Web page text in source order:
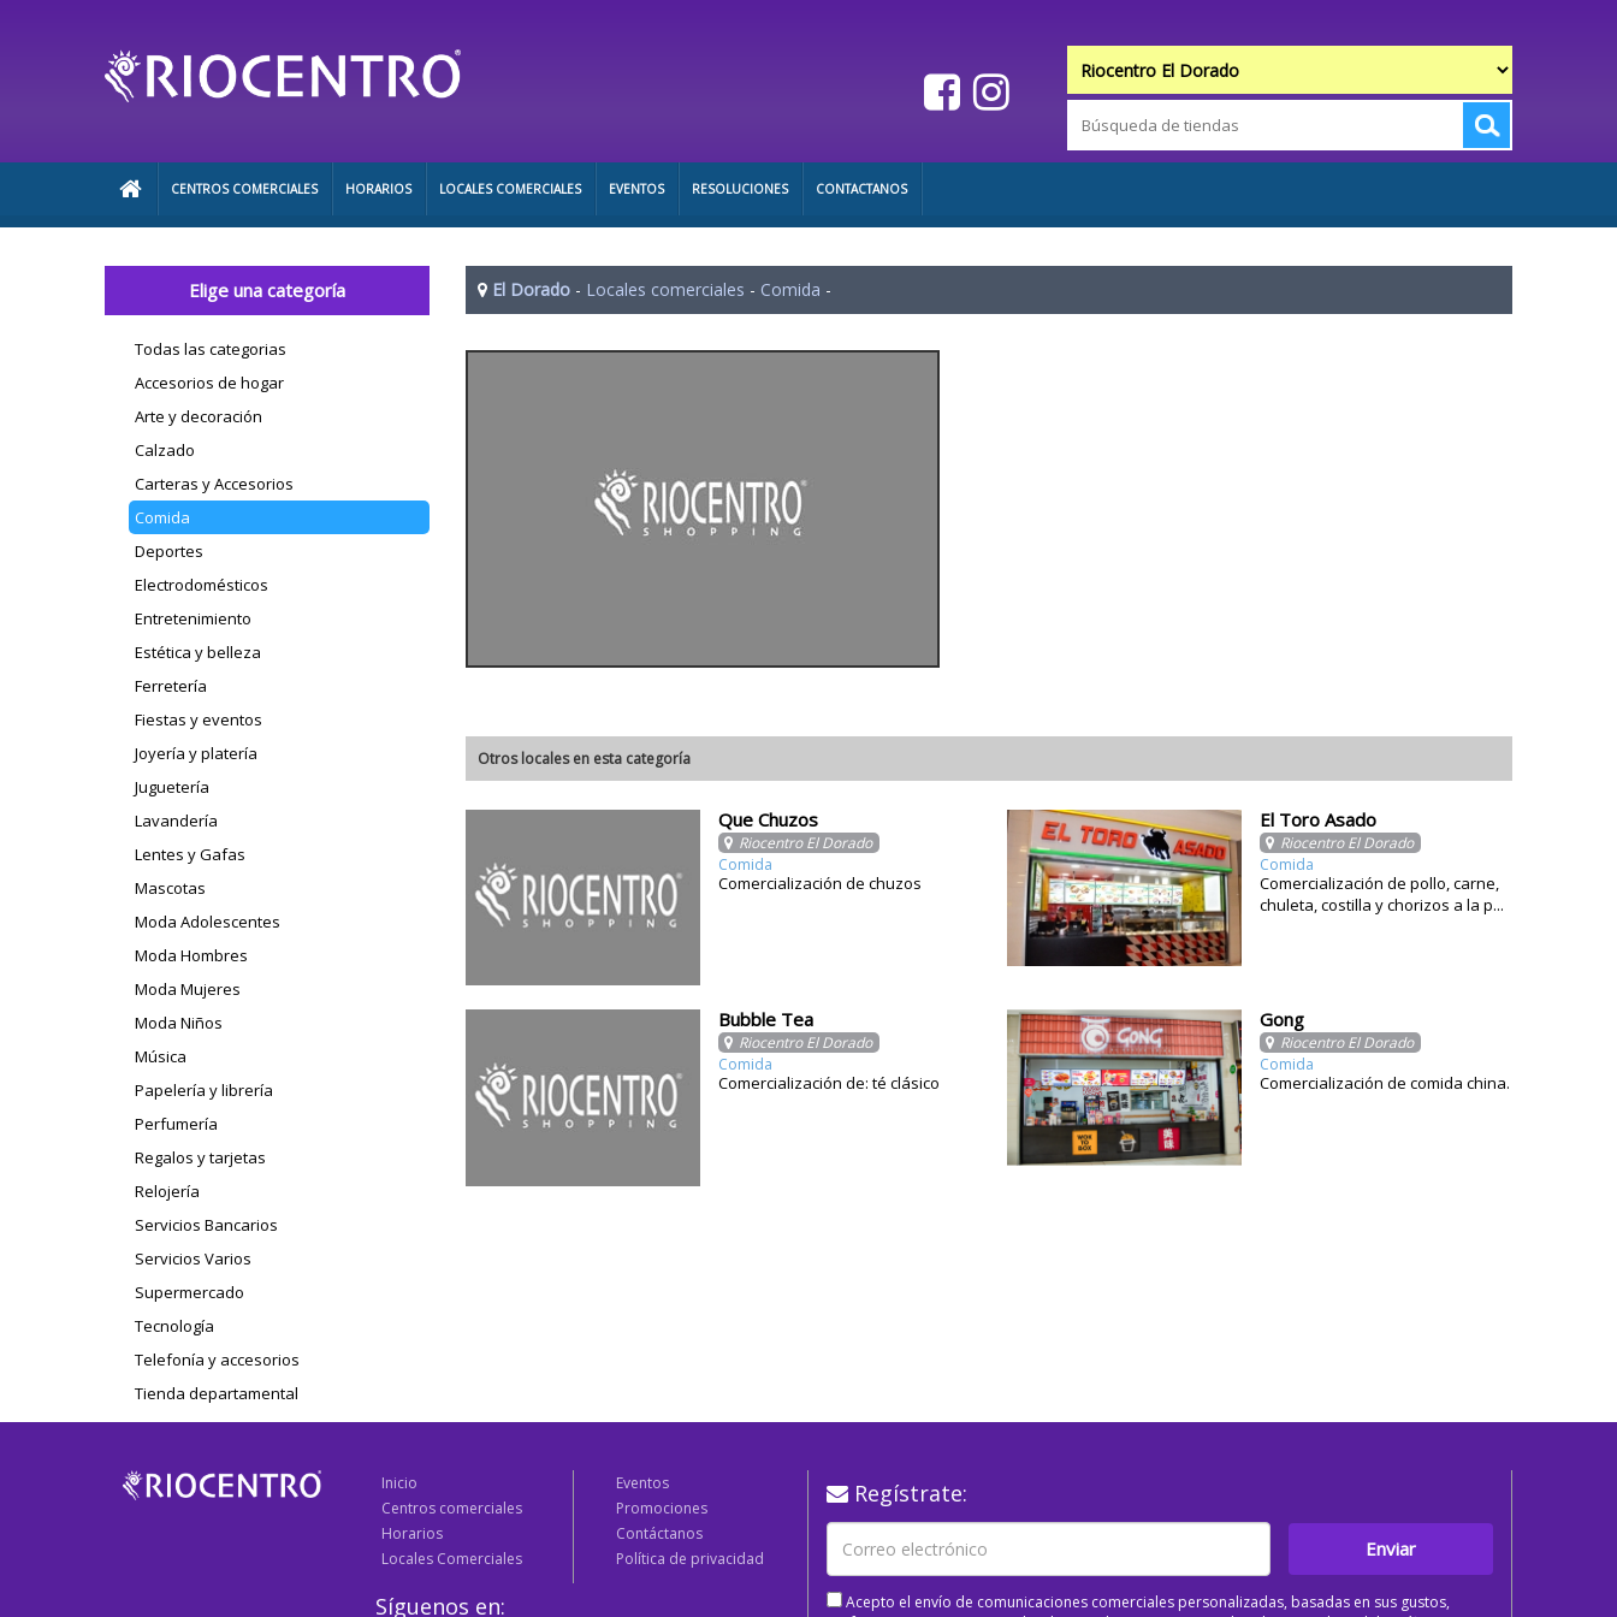
CENTROS COMERCIALES HORARIOS LOCALES COMERCIALES EVENTOS RESOLUCIONES CONTACTANOS
Elige una categoría
Todas las categorias
Accesorios de hogar
Arte y decoración
Calzado
Carteras y Accesorios
Comida
Deportes
Electrodomésticos
Entretenimiento
Estética y belleza
Ferretería
Fiestas y eventos
Joyería y platería
Juguetería
Lavandería
Lentes y Gafas
Mascotas
Moda Adolescentes
Moda Hombres
Moda Mujeres
Moda Niños
Música
Papelería y librería
Perfumería
Regalos y tarjetas
Relojería
Servicios Bancarios
Servicios Varios
Supermercado
Tecnología
Telefonía y accesorios
Tienda departamental
El Dorado - Locales comerciales - Comida -
Otros locales en esta categoría
Que Chuzos
Riocentro El Dorado
Comida
Comercialización de chuzos
El Toro Asado
Riocentro El Dorado
Comida
Comercialización de pollo, carne,
chuleta, costilla y chorizos a la p...
Bubble Tea
Riocentro El Dorado
Comida
Comercialización de: té clásico
Gong
Riocentro El Dorado
Comida
Comercialización de comida china.
Inicio
Centros comerciales
Horarios
Locales Comerciales
Eventos
Promociones
Contáctanos
Política de privacidad
Síguenos en:
Regístrate:
Enviar
Acepto el envío de comunicaciones comerciales personalizadas, basadas en sus gustos,